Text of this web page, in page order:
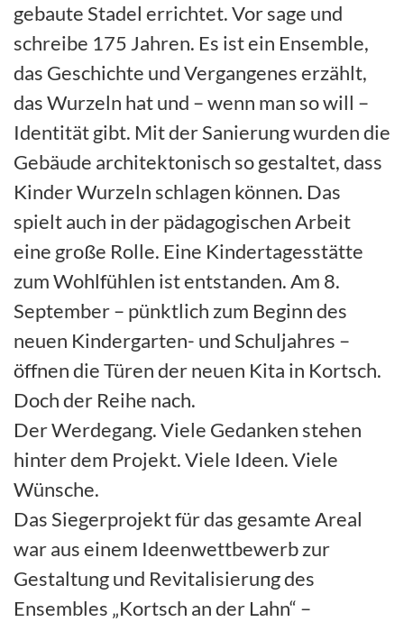
gebaute Stadel errichtet. Vor sage und
schreibe 175 Jahren. Es ist ein Ensemble,
das Geschichte und Vergangenes erzählt,
das Wurzeln hat und – wenn man so will –
Identität gibt. Mit der Sanierung wurden die
Gebäude architektonisch so gestaltet, dass
Kinder Wurzeln schlagen können. Das
spielt auch in der pädagogischen Arbeit
eine große Rolle. Eine Kindertagesstätte
zum Wohlfühlen ist entstanden. Am 8.
September – pünktlich zum Beginn des
neuen Kindergarten- und Schuljahres –
öffnen die Türen der neuen Kita in Kortsch.
Doch der Reihe nach.
Der Werdegang. Viele Gedanken stehen
hinter dem Projekt. Viele Ideen. Viele
Wünsche.
Das Siegerprojekt für das gesamte Areal
war aus einem Ideenwettbewerb zur
Gestaltung und Revitalisierung des
Ensembles „Kortsch an der Lahn“ –